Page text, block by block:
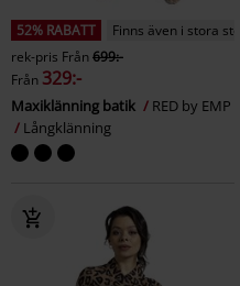
52% RABATT
Finns även i stora
rek-pris Från699:-
Från 329:-
Maxiklänning batik
RED by EMP
Långklänning